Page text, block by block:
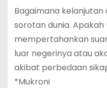
Bagaimana kelanjutan
sorotan dunia.
mempertahankan
luar negerinya atau
akibat perbedaan
*Mukroni